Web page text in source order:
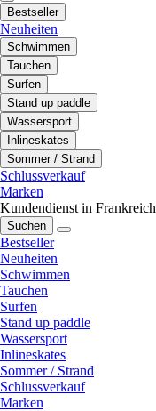
Bestseller
Neuheiten
Schwimmen
Tauchen
Surfen
Stand up paddle
Wassersport
Inlineskates
Sommer / Strand
Schlussverkauf
Marken
Kundendienst in Frankreich
Suchen
Bestseller
Neuheiten
Schwimmen
Tauchen
Surfen
Stand up paddle
Wassersport
Inlineskates
Sommer / Strand
Schlussverkauf
Marken